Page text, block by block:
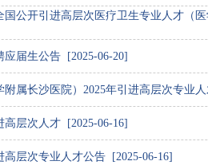
国公开引进高层次医疗卫生专业人才（
应届生公告 [2025-06-20]
属长沙医院）2025年引进高层次专业
高层次人才 [2025-06-16]
高层次专业人才公告 [2025-06-16]